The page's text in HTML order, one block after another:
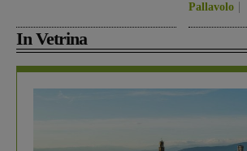
Pallavolo
In Vetrina